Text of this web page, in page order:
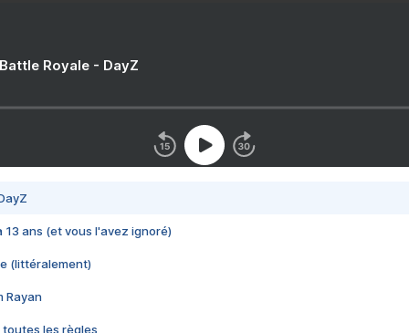
Royale - DayZ
13 ans (et vous l'avez ignoré)
(littéralement)
Rayan
toutes les règles